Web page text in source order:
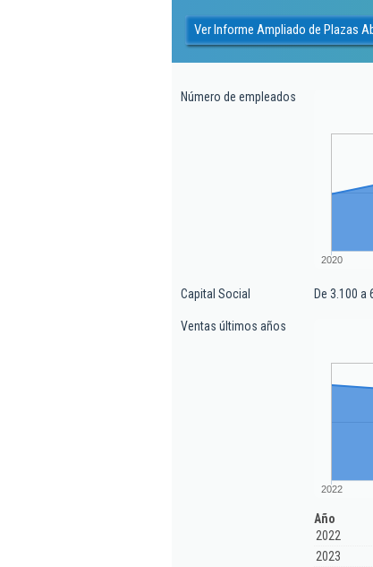
Ver Informe Ampliado de Plazas
Número de empleados
2020
Capital Social De 3.100 a
Ventas últimos años
2022
Año
2022
2023